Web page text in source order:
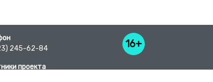
245-62-84
проекта
16+